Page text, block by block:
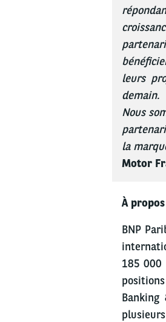
leurs
demain.
Nous
la
Motor
À
BNP
185 000